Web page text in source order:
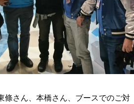
條さん、本橋さん、ブースでのご対